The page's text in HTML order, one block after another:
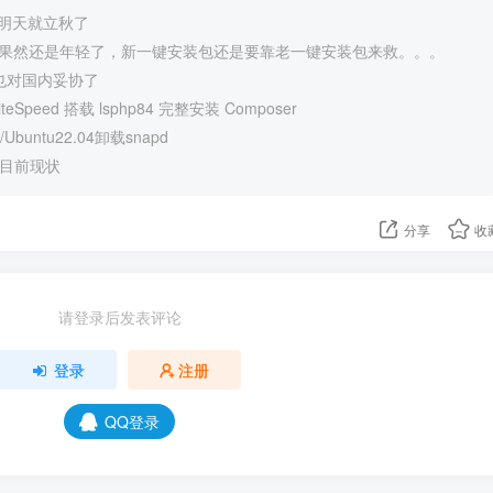
天就立秋了
然还是年轻了，新一键安装包还是要靠老一键安装包来救。。。
国内妥协了
搭载 lsphp84 完整安装 Composer
卸载snapd
前现状
分享 收
请登录后发表评论
登录 注册
QQ登录